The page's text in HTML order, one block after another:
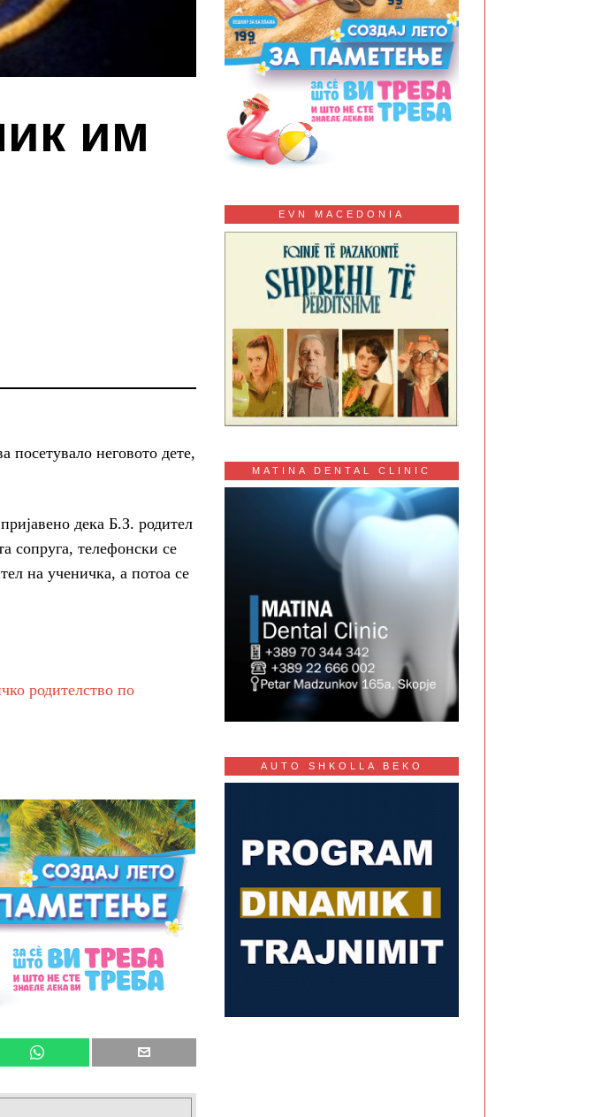
им
посетувало неговото дете,
дека Б.З. родител
сопруга, телефонски се
на ученичка, а потоа се
родителство по
EVN MACEDONIA
MATINA DENTAL CLINIC
AUTO SHKOLLA BEKO